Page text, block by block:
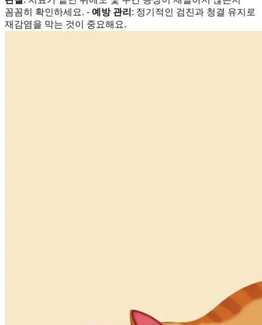
꼼꼼히 확인하세요. - 예방 관리 : 정기적인 검진과 청결 유지로
재감염을 막는 것이 중요해요.